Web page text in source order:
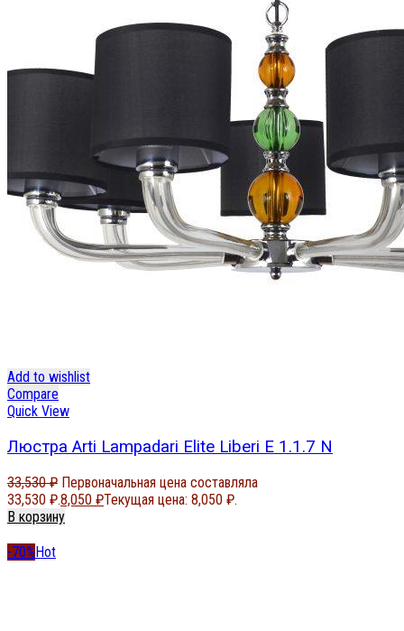
Add to wishlist
Compare
Quick View
Люстра Arti Lampadari Elite Liberi E 1.1.7 N
33,530₽ Первоначальная цена составляла
33,530 ₽.8,050 ₽Текущая цена: 8,050 ₽.
В корзину
-70%Hot